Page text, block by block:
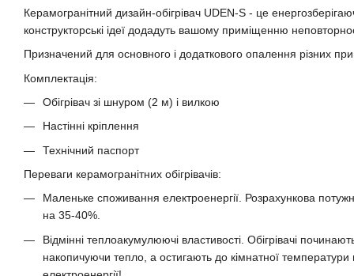
Керамогранітний дизайн-обігрівач UDEN-S - це
конструкторські ідеї додадуть вашому приміщенню
Призначений для основного і додаткового опалення різних
Комплектація:
Обігрівач зі шнуром (2 м) і вилкою
Настінні кріплення
Технічний паспорт
Переваги керамогранітних обігрівачів:
Маленьке споживання електроенергії. Розрахункова
на 35-40%.
Відмінні теплоакумулюючі властивості. Обігрівачі
накопичуючи тепло, а остигають до кімнатної